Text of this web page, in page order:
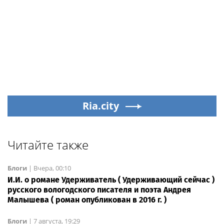
Ria.city
Читайте также
Блоги | Вчера, 00:10
И.И. о романе Удерживатель ( Удерживающий сейчас )
русского вологодского писателя и поэта Андрея
Малышева ( роман опубликован в 2016 г. )
Блоги | 7 августа, 19:29